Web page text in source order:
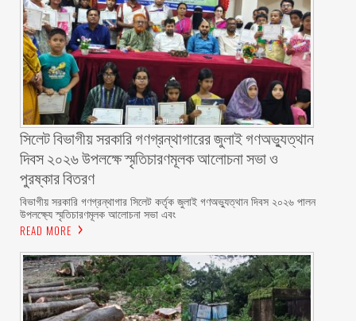
সিলেট বিভাগীয় সরকারি গণগ্রন্থাগারের জুলাই গণঅভ্যুত্থান
দিবস ২০২৬ উপলক্ষে স্মৃতিচারণমূলক আলোচনা সভা ও
পুরষ্কার বিতরণ ‎ ‎
বিভাগীয় সরকারি গণগ্রন্থাগার সিলেট কর্তৃক জুলাই গণঅভ্যুত্থান দিবস ২০২৬ পালন
উপলক্ষ্যে স্মৃতিচারণমূলক আলোচনা সভা এবং
READ MORE